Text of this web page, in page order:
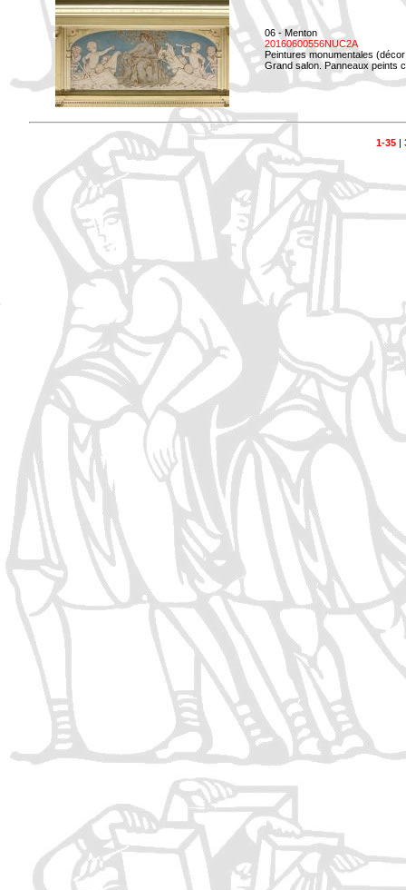
06 - Menton
20160600556NUC2A
Peintures monumentales
Grand salon. Panneaux peints
1-35|